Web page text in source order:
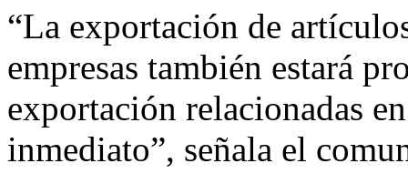
“La exportación de
empresas también estará
exportación relacionadas
inmediato”, señala el